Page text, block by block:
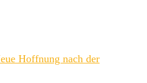
Hoffnung nach der